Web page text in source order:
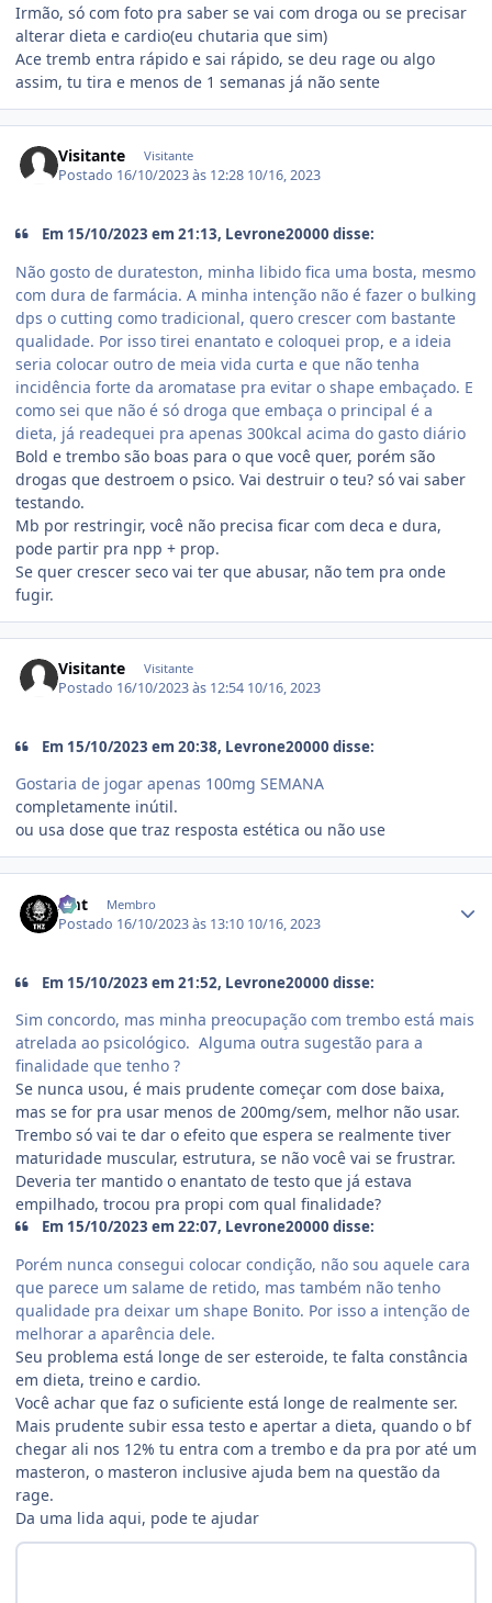
Irmão, só com foto pra saber se vai com droga ou se precisar
alterar dieta e cardio(eu chutaria que sim)
Ace tremb entra rápido e sai rápido, se deu rage ou algo
assim, tu tira e menos de 1 semanas já não sente
Visitante Visitante
Postado 16/10/2023 às 12:28 10/16, 2023
Em 15/10/2023 em 21:13, Levrone20000 disse:
Não gosto de durateston, minha libido fica uma bosta, mesmo
com dura de farmácia. A minha intenção não é fazer o bulking
dps o cutting como tradicional, quero crescer com bastante
qualidade. Por isso tirei enantato e coloquei prop, e a ideia
seria colocar outro de meia vida curta e que não tenha
incidência forte da aromatase pra evitar o shape embaçado. E
como sei que não é só droga que embaça o principal é a
dieta, já readequei pra apenas 300kcal acima do gasto diário
Bold e trembo são boas para o que você quer, porém são
drogas que destroem o psico. Vai destruir o teu? só vai saber
testando.
Mb por restringir, você não precisa ficar com deca e dura,
pode partir pra npp + prop.
Se quer crescer seco vai ter que abusar, não tem pra onde
fugir.
Visitante Visitante
Postado 16/10/2023 às 12:54 10/16, 2023
Em 15/10/2023 em 20:38, Levrone20000 disse:
Gostaria de jogar apenas 100mg SEMANA
completamente inútil.
ou usa dose que traz resposta estética ou não use
zmt Membro
Postado 16/10/2023 às 13:10 10/16, 2023
Em 15/10/2023 em 21:52, Levrone20000 disse:
Sim concordo, mas minha preocupação com trembo está mais
atrelada ao psicológico. Alguma outra sugestão para a
finalidade que tenho ?
Se nunca usou, é mais prudente começar com dose baixa,
mas se for pra usar menos de 200mg/sem, melhor não usar.
Trembo só vai te dar o efeito que espera se realmente tiver
maturidade muscular, estrutura, se não você vai se frustrar.
Deveria ter mantido o enantato de testo que já estava
empilhado, trocou pra propi com qual finalidade?
Em 15/10/2023 em 22:07, Levrone20000 disse:
Porém nunca consegui colocar condição, não sou aquele cara
que parece um salame de retido, mas também não tenho
qualidade pra deixar um shape Bonito. Por isso a intenção de
melhorar a aparência dele.
Seu problema está longe de ser esteroide, te falta constância
em dieta, treino e cardio.
Você achar que faz o suficiente está longe de realmente ser.
Mais prudente subir essa testo e apertar a dieta, quando o bf
chegar ali nos 12% tu entra com a trembo e da pra por até um
masteron, o masteron inclusive ajuda bem na questão da
rage.
Da uma lida aqui, pode te ajudar